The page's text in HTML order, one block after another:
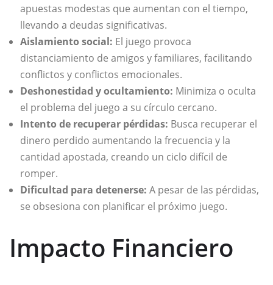
apuestas modestas que aumentan con el tiempo,
llevando a deudas significativas.
Aislamiento social: El juego provoca
distanciamiento de amigos y familiares, facilitando
conflictos y conflictos emocionales.
Deshonestidad y ocultamiento: Minimiza o oculta
el problema del juego a su círculo cercano.
Intento de recuperar pérdidas: Busca recuperar el
dinero perdido aumentando la frecuencia y la
cantidad apostada, creando un ciclo difícil de
romper.
Dificultad para detenerse: A pesar de las pérdidas,
se obsesiona con planificar el próximo juego.
Impacto Financiero